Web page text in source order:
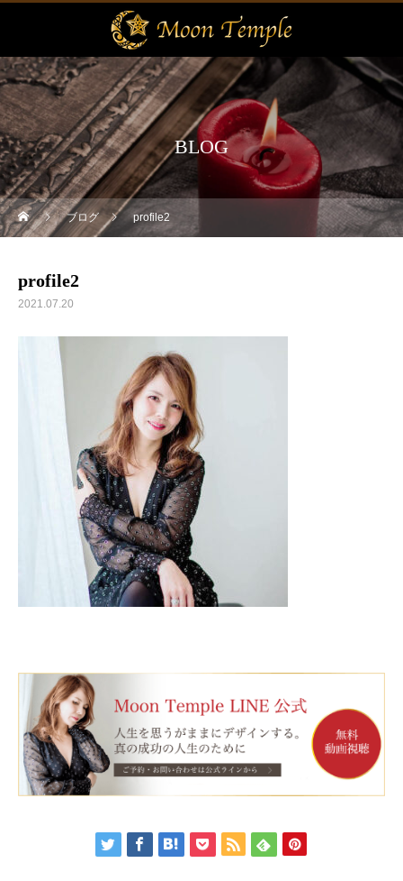
BLOG
ブログ profile2
profile2
2021.07.20